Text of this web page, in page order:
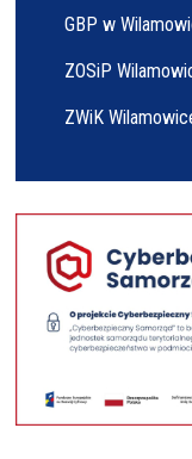
GBP w
ZOSiP
ZWiK